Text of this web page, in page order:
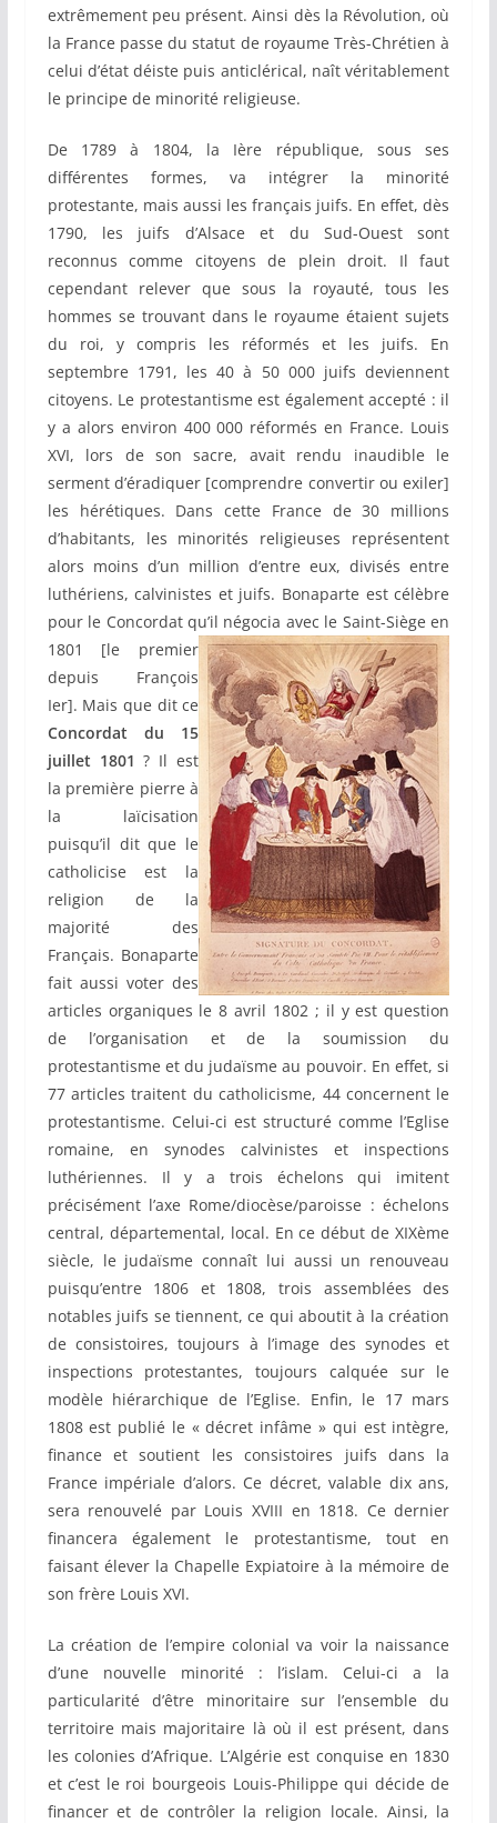
extrêmement peu présent. Ainsi dès la Révolution, où
la France passe du statut de royaume Très-Chrétien à
celui d’état déiste puis anticlérical, naît véritablement
le principe de minorité religieuse.
De 1789 à 1804, la Ière république, sous ses
différentes formes, va intégrer la minorité
protestante, mais aussi les français juifs. En effet, dès
1790, les juifs d’Alsace et du Sud-Ouest sont
reconnus comme citoyens de plein droit. Il faut
cependant relever que sous la royauté, tous les
hommes se trouvant dans le royaume étaient sujets
du roi, y compris les réformés et les juifs. En
septembre 1791, les 40 à 50 000 juifs deviennent
citoyens. Le protestantisme est également accepté : il
y a alors environ 400 000 réformés en France. Louis
XVI, lors de son sacre, avait rendu inaudible le
serment d’éradiquer [comprendre convertir ou exiler]
les hérétiques. Dans cette France de 30 millions
d’habitants, les minorités religieuses représentent
alors moins d’un million d’entre eux, divisés entre
luthériens, calvinistes et juifs. Bonaparte est célèbre
pour le Concordat qu’il négocia avec le Saint-Siège en
1801 [le premier
depuis François
Ier]. Mais que dit ce
Concordat du 15
juillet 1801 ? Il est
la première pierre à
la laïcisation
puisqu’il dit que le
catholicise est la
religion de la
majorité des
Français. Bonaparte
fait aussi voter des
articles organiques le 8 avril 1802 ; il y est question
de l’organisation et de la soumission du
protestantisme et du judaïsme au pouvoir. En effet, si
77 articles traitent du catholicisme, 44 concernent le
protestantisme. Celui-ci est structuré comme l’Eglise
romaine, en synodes calvinistes et inspections
luthériennes. Il y a trois échelons qui imitent
précisément l’axe Rome/diocèse/paroisse : échelons
central, départemental, local. En ce début de XIXème
siècle, le judaïsme connaît lui aussi un renouveau
puisqu’entre 1806 et 1808, trois assemblées des
notables juifs se tiennent, ce qui aboutit à la création
de consistoires, toujours à l’image des synodes et
inspections protestantes, toujours calquée sur le
modèle hiérarchique de l’Eglise. Enfin, le 17 mars
1808 est publié le « décret infâme » qui est intègre,
finance et soutient les consistoires juifs dans la
France impériale d’alors. Ce décret, valable dix ans,
sera renouvelé par Louis XVIII en 1818. Ce dernier
financera également le protestantisme, tout en
faisant élever la Chapelle Expiatoire à la mémoire de
son frère Louis XVI.
La création de l’empire colonial va voir la naissance
d’une nouvelle minorité : l’islam. Celui-ci a la
particularité d’être minoritaire sur l’ensemble du
territoire mais majoritaire là où il est présent, dans
les colonies d’Afrique. L’Algérie est conquise en 1830
et c’est le roi bourgeois Louis-Philippe qui décide de
financer et de contrôler la religion locale. Ainsi, la